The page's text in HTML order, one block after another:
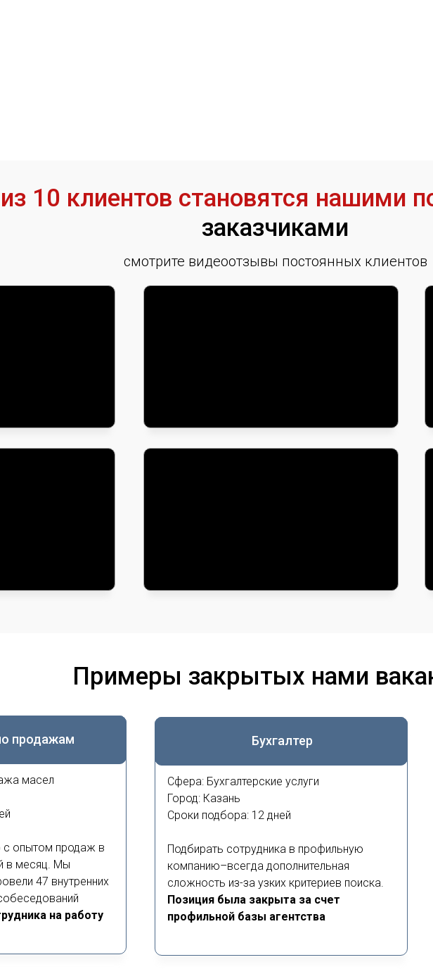
10 клиентов становятся нашими
заказчиками
смотрите видеоотзывы постоянных клиентов
Примеры закрытых нами
продажам
масел
опытом продаж в
в месяц. Мы
47 внутренних
на работу
Бухгалтер
Сфера: Бухгалтерские услуги
Город: Казань
Сроки подбора: 12 дней
Подбирать сотрудника в профильную
компанию–всегда дополнительная
сложность из-за узких критериев поиска.
Позиция была закрыта за счет
профильной базы агентства